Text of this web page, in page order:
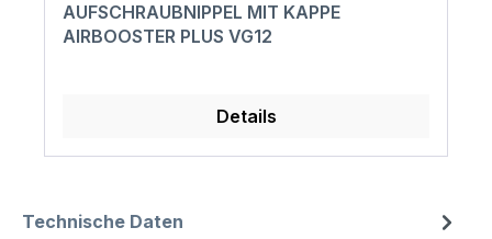
AUFSCHRAUBNIPPEL MIT KAPPE
AIRBOOSTER PLUS VG12
Details
Technische Daten